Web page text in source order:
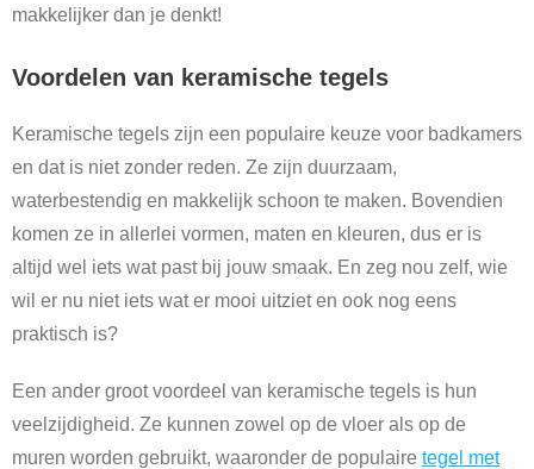
makkelijker dan je denkt!
Voordelen van keramische tegels
Keramische tegels zijn een populaire keuze voor badkamers
en dat is niet zonder reden. Ze zijn duurzaam,
waterbestendig en makkelijk schoon te maken. Bovendien
komen ze in allerlei vormen, maten en kleuren, dus er is
altijd wel iets wat past bij jouw smaak. En zeg nou zelf, wie
wil er nu niet iets wat er mooi uitziet en ook nog eens
praktisch is?
Een ander groot voordeel van keramische tegels is hun
veelzijdigheid. Ze kunnen zowel op de vloer als op de
muren worden gebruikt, waaronder de populaire tegel met